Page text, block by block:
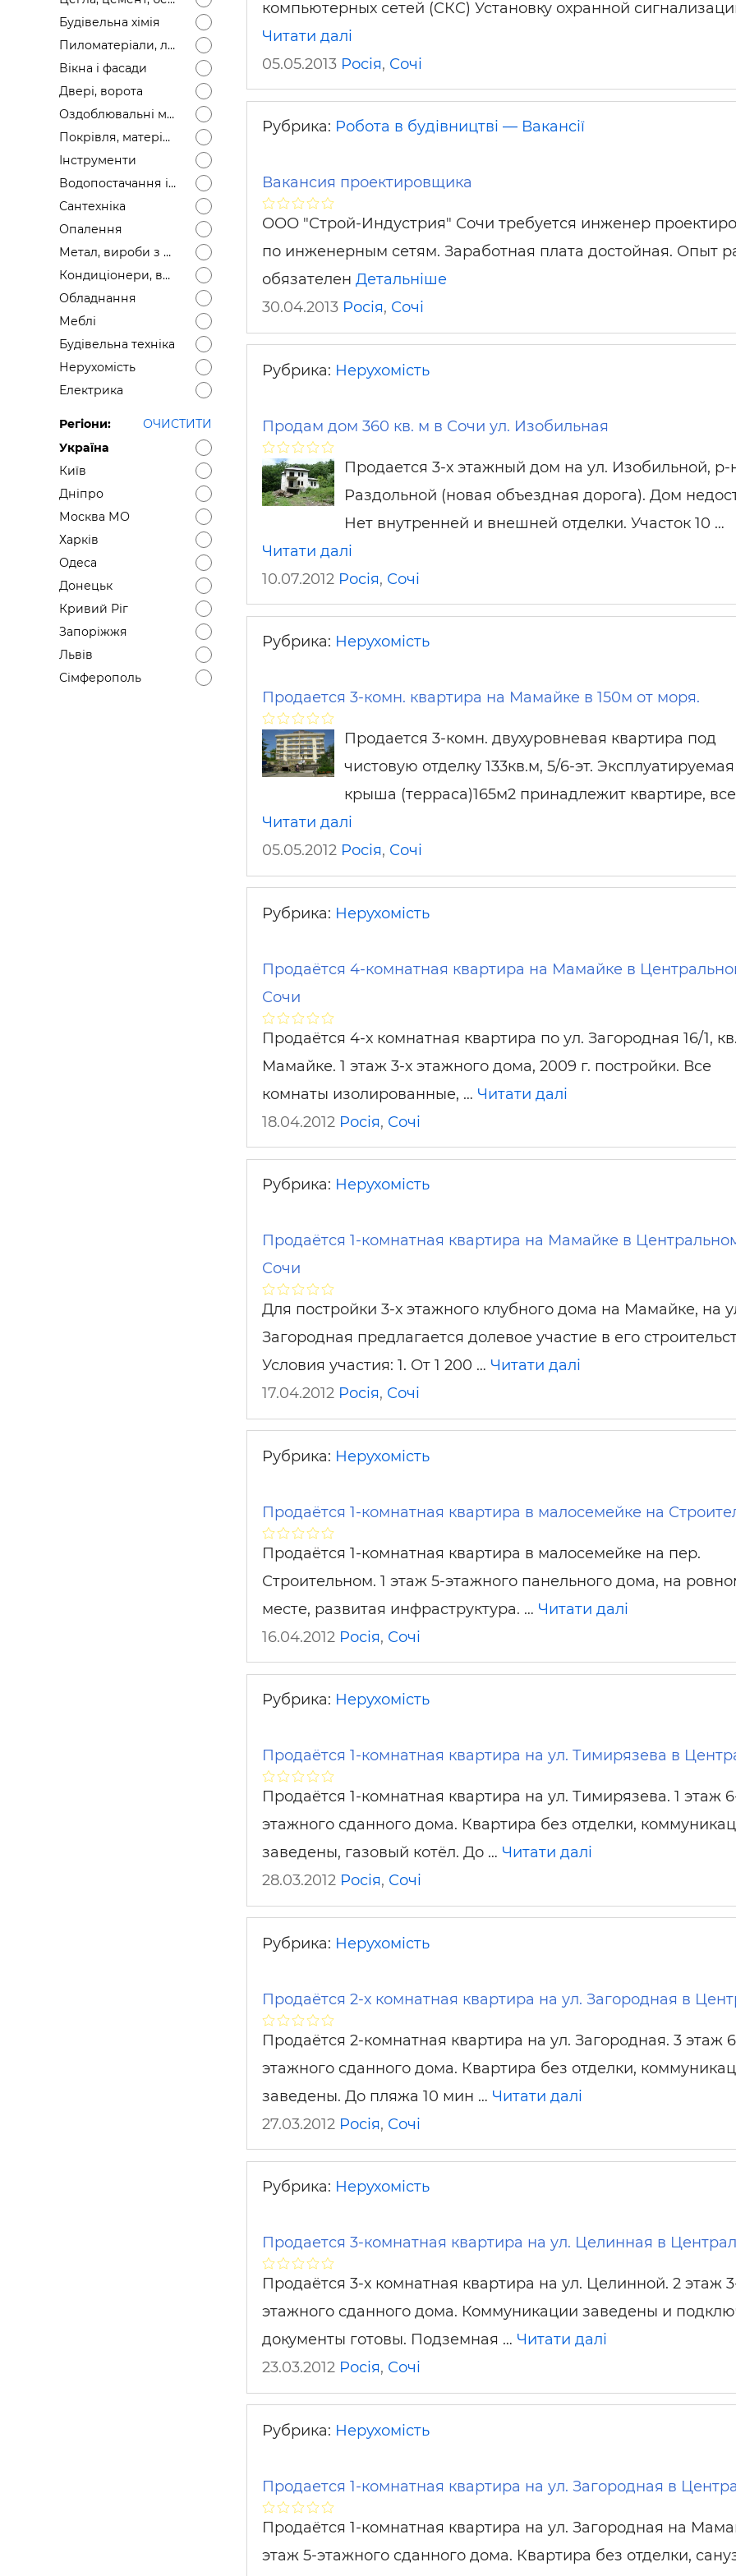
Будівельні і ремонтні послуги
Робота в
Будівельна хімія
Пиломатеріали, лісоматеріали
Вікна і фасади
Двері, ворота
Оздоблювальні матеріали
Покрівля, матеріали
Інструменти
Водопостачання і каналізація
Сантехніка
Опалення
Метал, вироби з металу
Кондиціонери, вентиляція
Обладнання
Меблі
Будівельна техніка
Нерухомість
Електрика
Регіони:
ОЧИСТИТИ
Україна
Київ
Дніпро
Москва МО
Харків
Одеса
Донецьк
Кривий Ріг
Запоріжжя
Львів
Сімферополь
компьютерных сетей (CКC) Установку охранной
Читати далі
05.05.2013 Росія, Сочі
Рубрика: Робота в будівництві — Вакансії
Вакансия проектировщика
ООО "Строй-Индустрия" Сочи требуется инженер
по инженерным сетям. Заработная плата достойная. Опыт
обязателен Детальніше
30.04.2013 Росія, Сочі
Рубрика: Нерухомість
Продам дом 360 кв. м в Сочи ул. Изобильная
Продается 3-х этажный дом на ул. Изобильной, р-
Раздольной (новая объездная дорога). Дом
Нет внутренней и внешней отделки. Участок 10 …
Читати далі
10.07.2012 Росія, Сочі
Рубрика: Нерухомість
Продается 3-комн. квартира на Мамайке в 150м от моря.
Продается 3-комн. двухуровневая квартира под
чистовую отделку 133кв.м, 5/6-эт. Эксплуатируемая
крыша (терраса)165м2 принадлежит квартире,
Читати далі
05.05.2012 Росія, Сочі
Рубрика: Нерухомість
Продаётся 4-комнатная квартира на Мамайке в
Сочи
Продаётся 4-х комнатная квартира по ул. Загородная 16/1,
Мамайке. 1 этаж 3-х этажного дома, 2009 г. постройки. Все
комнаты изолированные, … Читати далі
18.04.2012 Росія, Сочі
Рубрика: Нерухомість
Продаётся 1-комнатная квартира на Мамайке в
Сочи
Для постройки 3-х этажного клубного дома на Мамайке, на
Загородная предлагается долевое участие в его
Условия участия: 1. От 1 200 … Читати далі
17.04.2012 Росія, Сочі
Рубрика: Нерухомість
Продаётся 1-комнатная квартира в малосемейке на
Продаётся 1-комнатная квартира в малосемейке на пер.
Строительном. 1 этаж 5-этажного панельного дома, на
месте, развитая инфраструктура. … Читати далі
16.04.2012 Росія, Сочі
Рубрика: Нерухомість
Продаётся 1-комнатная квартира на ул. Тимирязева в
Продаётся 1-комнатная квартира на ул. Тимирязева. 1 этаж
этажного сданного дома. Квартира без отделки,
заведены, газовый котёл. До … Читати далі
28.03.2012 Росія, Сочі
Рубрика: Нерухомість
Продаётся 2-х комнатная квартира на ул. Загородная в
Продаётся 2-комнатная квартира на ул. Загородная. 3 этаж
этажного сданного дома. Квартира без отделки,
заведены. До пляжа 10 мин … Читати далі
27.03.2012 Росія, Сочі
Рубрика: Нерухомість
Продается 3-комнатная квартира на ул. Целинная в
Продаётся 3-х комнатная квартира на ул. Целинной. 2 этаж
этажного сданного дома. Коммуникации заведены и
документы готовы. Подземная … Читати далі
23.03.2012 Росія, Сочі
Рубрика: Нерухомість
Продается 1-комнатная квартира на ул. Загородная в
Продаётся 1-комнатная квартира на ул. Загородная на
этаж 5-этажного сданного дома. Квартира без отделки,